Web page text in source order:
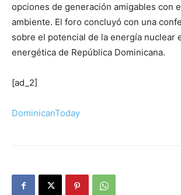
opciones de generación amigables con
ambiente. El foro concluyó con una
sobre el potencial de la energía nuclear
energética de República Dominicana.
[ad_2]
DominicanToday